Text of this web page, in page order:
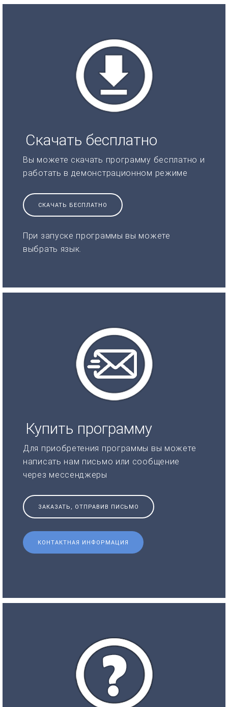
Скачать бесплатно
Вы можете скачать программу бесплатно и
работать в демонстрационном режиме
СКАЧАТЬ БЕСПЛАТНО
При запуске программы вы можете
выбрать язык.
Купить программу
Для приобретения программы вы можете
написать нам письмо или сообщение
через мессенджеры
ЗАКАЗАТЬ, ОТПРАВИВ ПИСЬМО
КОНТАКТНАЯ ИНФОРМАЦИЯ